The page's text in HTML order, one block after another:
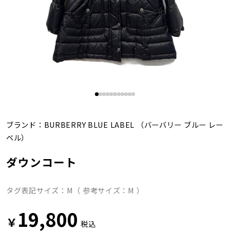
ブランド： BURBERRY BLUE LABEL （バーバリー ブルー レー
ベル）
ダウンコート
タグ表記サイズ：M（ 参考サイズ：M ）
￥ 19,800 税込